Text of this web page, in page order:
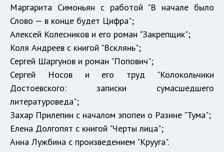
Маргарита Симоньян с работой "В начале было
Слово — в конце будет Цифра";
Алексей Колесников и его роман "Закрепщик";
Коля Андреев с книгой "Всклянь";
Сергей Шаргунов и роман "Попович";
Сергей Носов и его труд "Колокольчики
Достоевского: записки сумасшедшего
литературоведа";
Захар Прилепин с началом эпопеи о Разине "Тума";
Елена Долгопят с книгой "Черты лица";
Анна Лужбина с произведением "Крууга".